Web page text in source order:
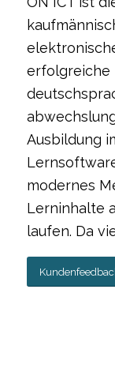
erfolgreiche
Ausbildung
modernes
Lerninhalte
laufen. Da